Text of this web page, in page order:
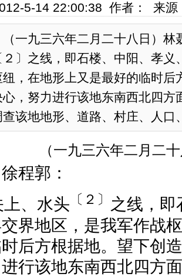
5-14 22:00:38 作者： 来
（一九三六年二月二十八日）
２〕之线，即石楼、中阳、孝
，在地形上又是最好的临时后
，努力进行该地东南西北四方
该地地形、道路、村庄、人口
（一九三六年二月二
程郭：
、水头 〔２〕 之线，即
界地区，是我军作战
后方根据地。望下创
行该地东南西北四方